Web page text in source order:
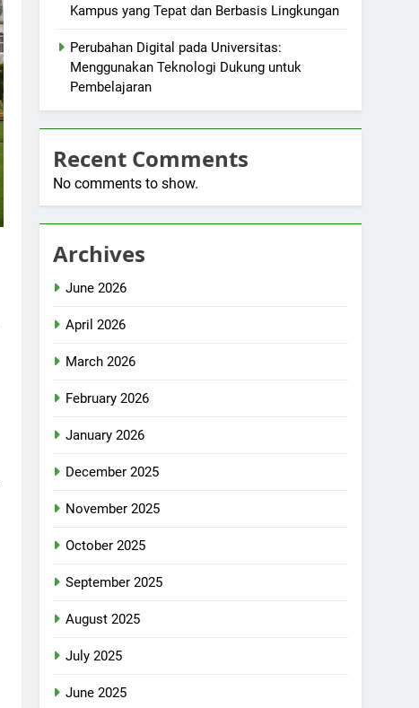
Kampus yang Tepat dan Berbasis Lingkungan
Perubahan Digital pada Universitas:
Menggunakan Teknologi Dukung untuk
Pembelajaran
Recent Comments
No comments to show.
Archives
June 2026
April 2026
March 2026
February 2026
January 2026
December 2025
November 2025
October 2025
September 2025
August 2025
July 2025
June 2025